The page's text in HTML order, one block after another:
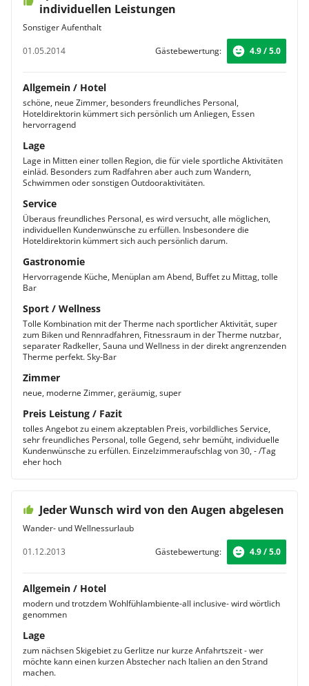
individuellen Leistungen
Sonstiger Aufenthalt
01.05.2014
Gästebewertung: 4.9 / 5.0
Allgemein / Hotel
schöne, neue Zimmer, besonders freundliches Personal,
Hoteldirektorin kümmert sich persönlich um Anliegen, Essen
hervorragend
Lage
Lage in Mitten einer tollen Region, die für viele sportliche Aktivitäten
einläd. Besonders zum Radfahren aber auch zum Wandern,
Schwimmen oder sonstigen Outdooraktivitäten.
Service
Überaus freundliches Personal, es wird versucht, alle möglichen,
individuellen Kundenwünsche zu erfüllen. Insbesondere die
Hoteldirektorin kümmert sich auch persönlich darum.
Gastronomie
Hervorragende Küche, Menüplan am Abend, Buffet zu Mittag, tolle
Bar
Sport / Wellness
Tolle Kombination mit der Therme nach sportlicher Aktivität, super
zum Biken und Rennradfahren, Fitnessraum in der Therme nutzbar,
separater Radkeller, Sauna und Wellness in der direkt angrenzenden
Therme perfekt. Sky-Bar
Zimmer
neue, moderne Zimmer, geräumig, super
Preis Leistung / Fazit
tolles Angebot zu einem akzeptablen Preis, vorbildliches Service,
sehr freundliches Personal, tolle Gegend, sehr bemüht, individuelle
Kundenwünsche zu erfüllen. Einzelzimmeraufschlag von 30, - /Tag
eher hoch
Jeder Wunsch wird von den Augen abgelesen
Wander- und Wellnessurlaub
01.12.2013
Gästebewertung: 4.9 / 5.0
Allgemein / Hotel
modern und trotzdem Wohlfühlambiente-all inclusive- wird wörtlich
genommen
Lage
zum nächsen Skigebiet zu Gerlitze nur kurze Anfahrtszeit - wer
möchte kann einen kurzen Abstecher nach Italien an den Strand
machen.